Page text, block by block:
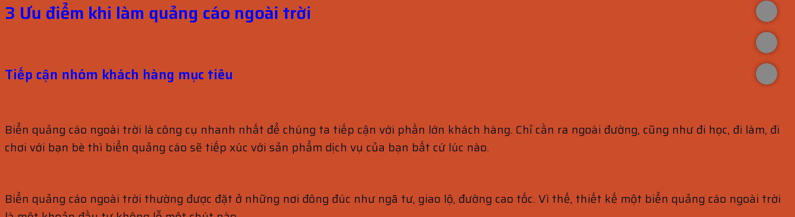
3 Ưu điểm khi làm quảng cáo ngoài trời
Tiếp cận nhóm khách hàng mục tiêu
Biển quảng cáo ngoài trời là công cụ nhanh nhất để chúng ta tiếp cận với phần lớn khách hàng. Chỉ cần ra ngoài đường, cũng như đi học, đi làm, đi
chơi với bạn bè thì biển quảng cáo sẽ tiếp xúc với sản phẩm dịch vụ của bạn bất cứ lúc nào.
Biển quảng cáo ngoài trời thường được đặt ở những nơi đông đúc như ngã tư, giao lộ, đường cao tốc. Vì thế, thiết kế một biển quảng cáo ngoài trời